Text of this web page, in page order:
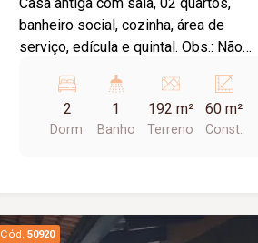
banheiro social, cozinha, área de
serviço, edícula e quintal. Obs.: Não
2
Dorm.
1
Banho
192 m²
Terreno
60 m²
Const.
Cód. 50920